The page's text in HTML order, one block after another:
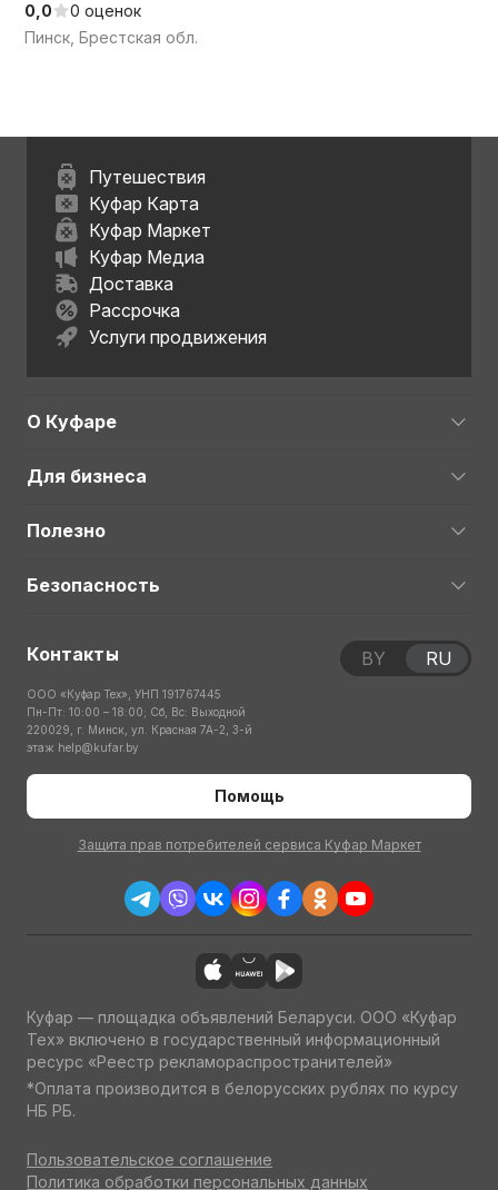
0,0
0 оценок
Пинск, Брестская обл.
Путешествия
Куфар Карта
Куфар Маркет
Куфар Медиа
Доставка
Рассрочка
Услуги продвижения
О Куфаре
Для бизнеса
Полезно
Безопасность
Контакты
ООО «Куфар Тех», УНП 191767445
Пн-Пт: 10:00 – 18:00; Сб, Вс: Выходной
220029, г. Минск, ул. Красная 7А-2, 3-й
этаж help@kufar.by
Помощь
Защита прав потребителей сервиса Куфар Маркет
BY RU
Куфар — площадка объявлений Беларуси. ООО «Куфар
Тех» включено в государственный информационный
ресурс «Реестр рекламораспространителей»
*Оплата производится в белорусских рублях по курсу
НБ РБ.
Пользовательское соглашение
Политика обработки персональных данных